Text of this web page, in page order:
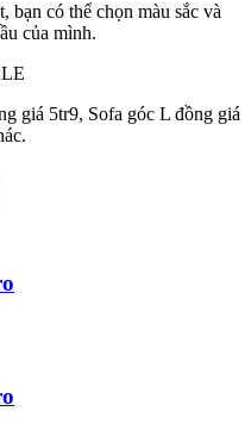
bạn có thể chọn màu sắc và
của mình.
giá 5tr9, Sofa góc L đồng giá